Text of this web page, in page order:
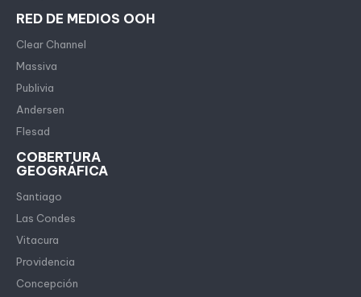
RED DE MEDIOS OOH
Clear Channel
Massiva
Publivia
Andersen
Flesad
COBERTURA
GEOGRÁFICA
Santiago
Las Condes
Vitacura
Providencia
Concepción